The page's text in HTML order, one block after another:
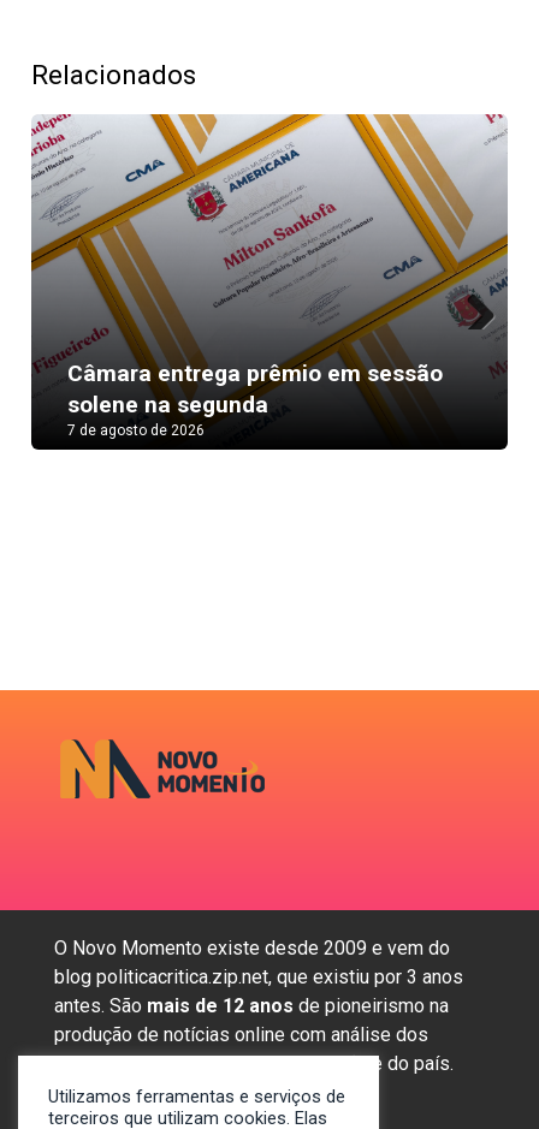
Relacionados
Câmara entrega prêmio em sessão
solene na segunda
7 de agosto de 2026
Next
O Novo Momento existe desde 2009 e vem do
blog politicacritica.zip.net, que existiu por 3 anos
antes. São mais de 12 anos de pioneirismo na
produção de notícias online com análise dos
assuntos mais importantes da região e do país.
Utilizamos ferramentas e serviços de
terceiros que utilizam cookies. Elas